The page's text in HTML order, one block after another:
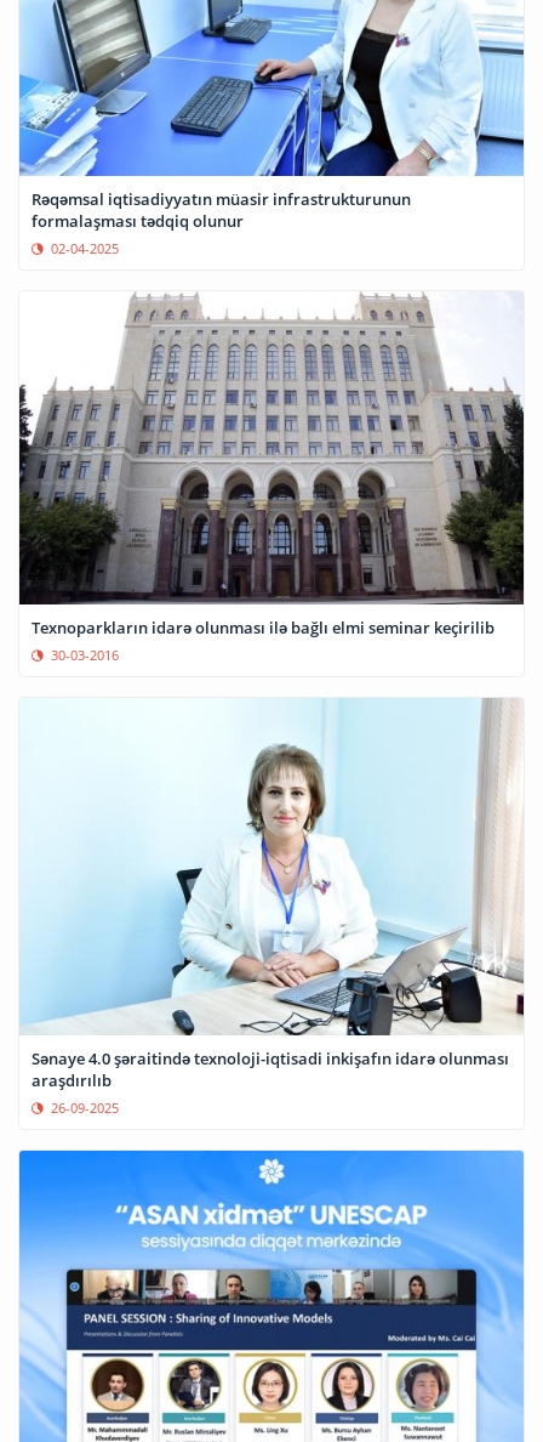
Rəqəmsal iqtisadiyyatın müasir infrastrukturunun
formalaşması tədqiq olunur
02-04-2025
Texnoparkların idarə olunması ilə bağlı elmi seminar keçirilib
30-03-2016
Sənaye 4.0 şəraitində texnoloji-iqtisadi inkişafın idarə olunması
araşdırılıb
26-09-2025